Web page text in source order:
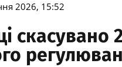
2026, 15:52
скасувано